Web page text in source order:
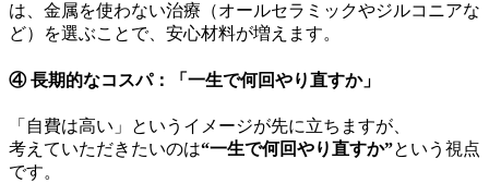
は、金属を使わない治療（オールセラミックやジルコニアな
ど）を選ぶことで、安心材料が増えます。
④ 長期的なコスパ：「一生で何回やり直すか」
「自費は高い」というイメージが先に立ちますが、
考えていただきたいのは“一生で何回やり直すか”という視点
です。